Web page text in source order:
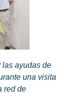
las ayudas de
una visita
red de